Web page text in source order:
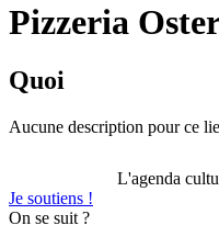
Pizzeria
Quoi
Aucune description pour ce
L'agenda
Je soutiens !
On se suit ?